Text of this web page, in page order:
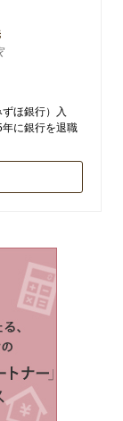
ほ銀行）入
に銀行を退職